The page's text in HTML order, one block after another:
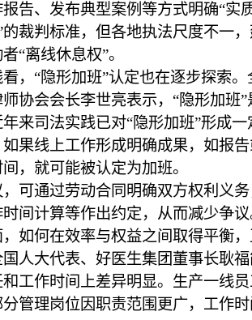
告、发布典型案例等方式明确“实
的裁判标准，但各地执法尺度不一
“离线休息权”。
“隐形加班”认定也在逐步探索。
协会会长李世亮表示，“隐形加班”
来司法实践已对“隐形加班”形成一
果线上工作形成明确成果，如报
，就可能被认定为加班。
通过劳动合同明确双方权利义务
间计算等作出约定，从而减少争
何在效率与权益之间取得平衡，
人大代表、好医生集团董事长耿
工作时间上差异明显。生产一线
管理岗位因职责范围更广，工作